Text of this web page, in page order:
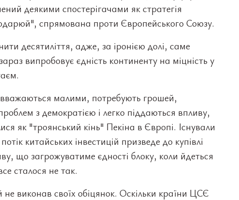
деякими спостерігачами як стратегія
спрямована проти Європейського Союзу.
десятиліття, адже, за іронією долі, саме
випробовує єдність континенту на міцність у
малими, потребують грошей,
з демократією і легко піддаються впливу,
як "троянський кінь" Пекіна в Європі. Існували
китайських інвестицій призведе до купівлі
що загрожуватиме єдності блоку, коли йдеться
сталося не так.
виконав своїх обіцянок. Оскільки країни ЦСЄ